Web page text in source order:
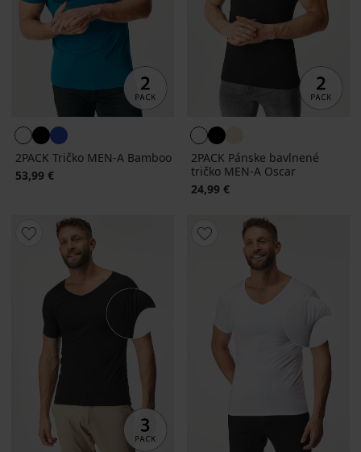
2PACK Tričko MEN-A Bamboo
53,99 €
2PACK Pánske bavlnené
tričko MEN-A Oscar
24,99 €